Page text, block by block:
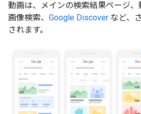
動画は、メインの検索結果ページ、
画像検索、 Google Discover など、
されます。